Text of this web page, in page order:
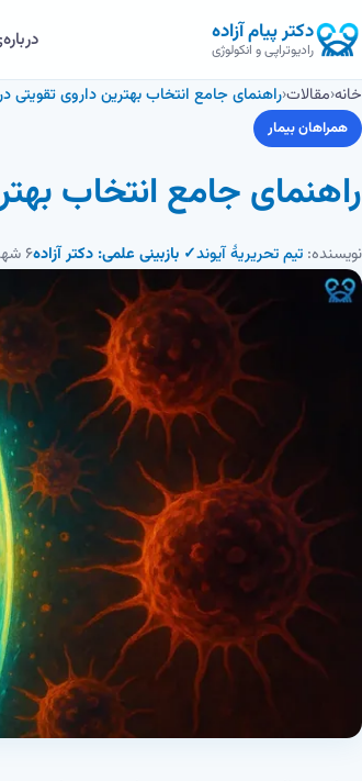
دکتر پیام آزاده
رادیوتراپی و انکولوژی
خانه‹مقالات‹راهنمای جامع انتخاب بهترین داروی تقویتی
همراهان بیمار
راهنمای جامع انتخاب
نویسنده: تیم تحریریهٔ آیوند✓ بازبینی علمی: دکتر آزاده۶ شهریور ۱۴۰۴